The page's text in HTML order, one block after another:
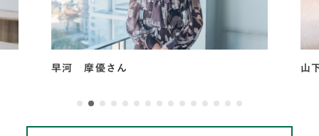
山下 百香さん フ